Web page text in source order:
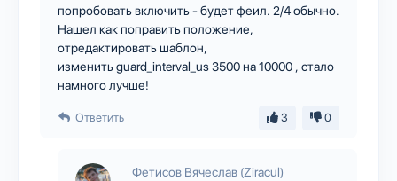
попробовать включить - будет феил. 2/4 обычно.
Нашел как поправить положение,
отредактировать шаблон,
изменить guard_interval_us 3500 на 10000 , стало
намного лучше!
Ответить 3 0
Фетисов Вячеслав (Ziracul)